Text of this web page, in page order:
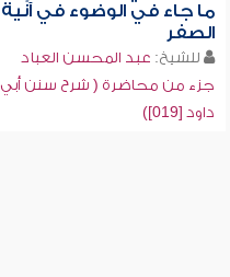
ما جاء في الوضوء في آنية
الصفر
للشيخ: عبد المحسن العباد
جزء من محاضرة ( شرح سنن أبي
داود [019])